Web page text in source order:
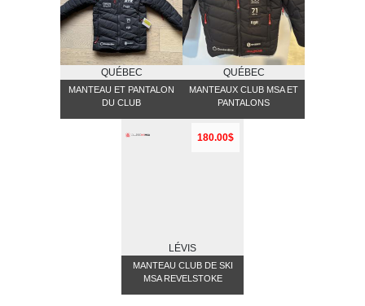
QUÉBEC
MANTEAU ET PANTALON
DU CLUB
QUÉBEC
MANTEAUX CLUB MSA ET
PANTALONS
180.00$
LÉVIS
MANTEAU CLUB DE SKI
MSA REVELSTOKE